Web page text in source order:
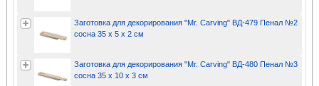
Заготовка для декорирования "Mr. Carving" ВД-479 Пенал №2
сосна 35 х 5 х 2 см
Заготовка для декорирования "Mr. Carving" ВД-480 Пенал №3
сосна 35 х 10 х 3 см